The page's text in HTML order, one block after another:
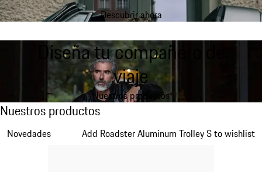
Descubrir ahora
Diseña tu compañero de
viaje
Nuestros productos
Nuestros productos
Nuestros productos
Novedades Add Roadster Aluminum Trolley S to wishlist
Diapositiva 1 de 7